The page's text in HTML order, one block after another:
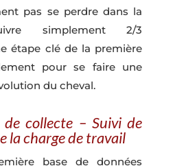
pas se perdre dans la
simplement 2/3
étape clé de la première
pour se faire une
du cheval.
de collecte – Suivi de
la charge de travail
base de données